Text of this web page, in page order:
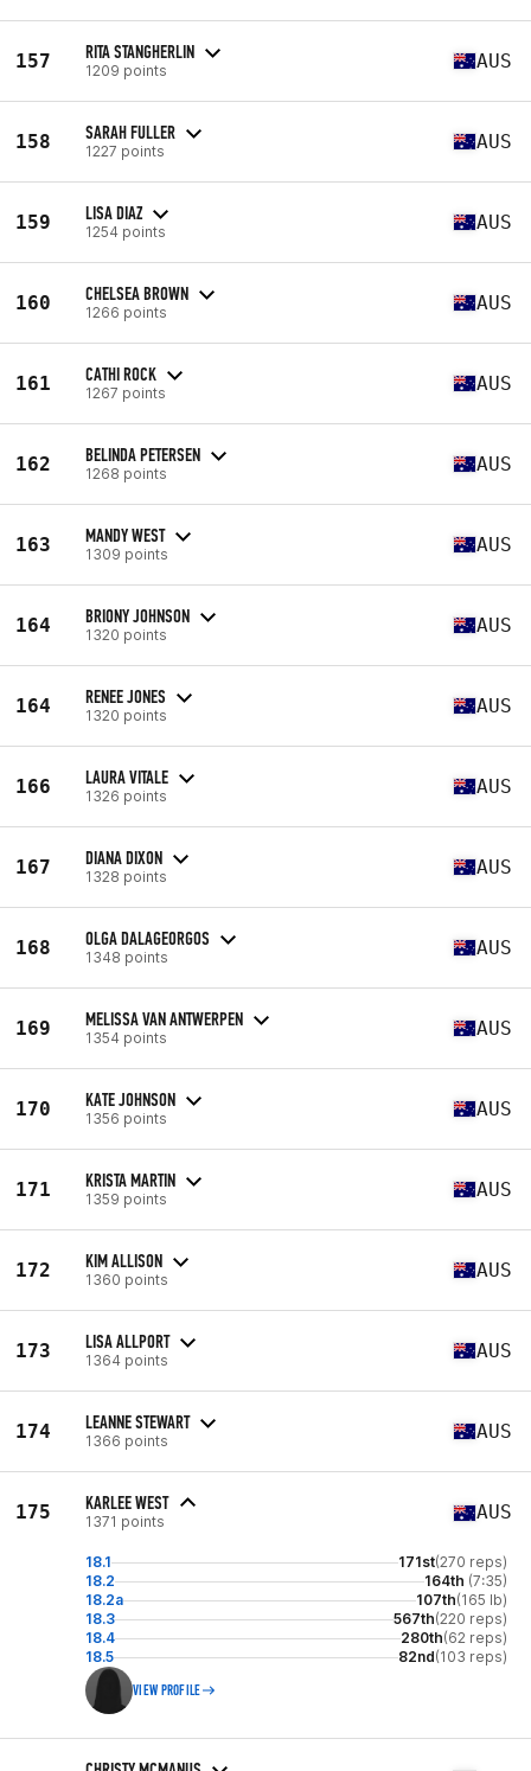
157 RITA STANGHERLIN
1209 points AUS
158 SARAH FULLER
1227 points AUS
159 LISA DIAZ
1254 points AUS
160 CHELSEA BROWN
1266 points AUS
161 CATHI ROCK
1267 points AUS
162 BELINDA PETERSEN
1268 points AUS
163 MANDY WEST
1309 points AUS
164 BRIONY JOHNSON
1320 points AUS
164 RENEE JONES
1320 points AUS
166 LAURA VITALE
1326 points AUS
167 DIANA DIXON
1328 points AUS
168 OLGA DALAGEORGOS
1348 points AUS
169 MELISSA VAN ANTWERPEN
1354 points AUS
170 KATE JOHNSON
1356 points AUS
171 KRISTA MARTIN
1359 points AUS
172 KIM ALLISON
1360 points AUS
173 LISA ALLPORT
1364 points AUS
174 LEANNE STEWART
1366 points AUS
175 KARLEE WEST
1371 points AUS
18.1 171st(270 reps)
18.2
164th (7:35)
18.2a
107th(165 lb)
18.3
567th(220 reps)
18.4
280th(62 reps)
18.5
82nd(103 reps)
VIEW PROFILE